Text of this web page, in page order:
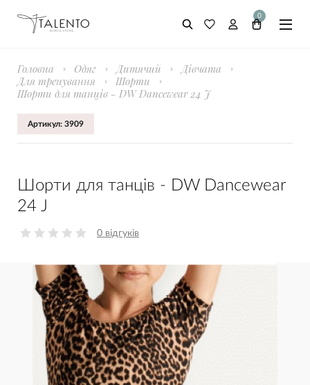
0
Головна Одяг Дитячий
Дівчата
Для тренування
Шорти
Шорти для танців - DW Dancewear 24 J
Артикул: 3909
Шорти для танців - DW Dancewear
24 J
0 відгуків